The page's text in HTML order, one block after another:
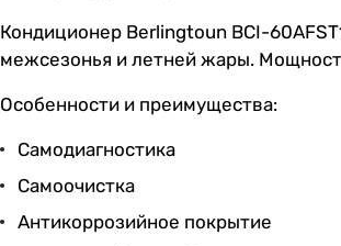
Кондиционер Berlingtoun BCI-
межсезонья и летней жары.
Особенности и преимущества:
Самодиагностика
Самоочистка
Антикоррозийное покрытие